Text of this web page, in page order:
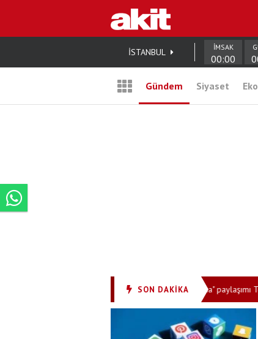
İSTANBUL İMSAK
00:00
Gündem Siyaset
SON DAKİKA
Bakan Kurum'dan "Milli Dayanışma" paylaşımı